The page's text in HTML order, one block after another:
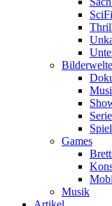
Games
Musik